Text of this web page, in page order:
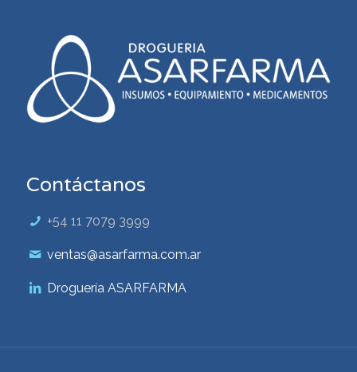
Contáctanos
+54 11 7079 3999
ventas@asarfarma.com.ar
Droguería ASARFARMA